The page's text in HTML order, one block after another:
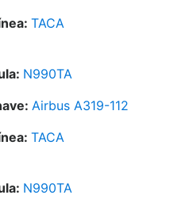
TACA
N990TA
Airbus A319-112
TACA
N990TA